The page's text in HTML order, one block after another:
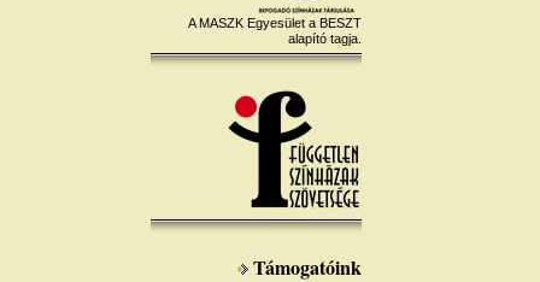
A MASZK Egyesület a BESZT
alapító tagja.
Támogatóink